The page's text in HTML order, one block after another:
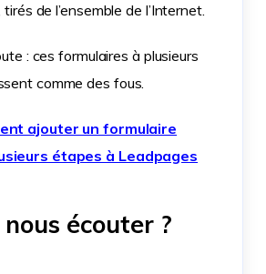
de l’ensemble de l’Internet.
: ces formulaires à plusieurs
comme des fous.
ajouter un formulaire
étapes à Leadpages
écouter ?